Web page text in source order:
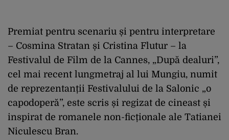
Premiat pentru scenariu și pentru interpretare
– Cosmina Stratan și Cristina Flutur – la
Festivalul de Film de la Cannes, „După dealuri”,
cel mai recent lungmetraj al lui Mungiu, numit
de reprezentanții Festivalului de la Salonic „o
capodoperă”, este scris și regizat de cineast și
inspirat de romanele non-ficționale ale Tatianei
Niculescu Bran.